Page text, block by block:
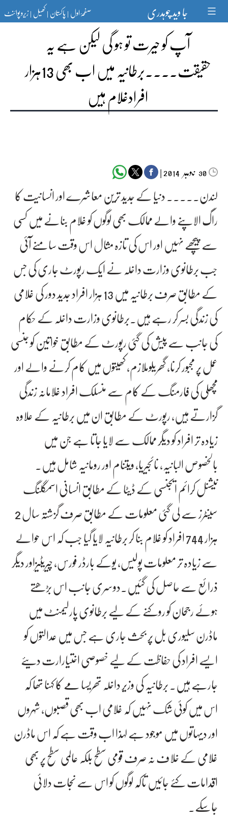
content جا وید چوہدری صفحۂ اول|پاکستان|کھیل|زیرو پوائنٹ
آپ کو حیرت تو ہو گی لیکن ہے یہ
حقیقت۔۔۔۔برطانیہ میں اب بھی 13ہزار
افرادغلام ہیں
30‬‮نومبر‬‮ |
لندن۔۔۔۔۔ دنیا کے جدید ترین معاشرے اور انسانیت کا
راگ الاپنے والے ممالک بھی لوگوں کو غلام بنانے میں کسی
سے پیچھے نہیں اور اس کی تازہ مثال اس وقت سامنے آئی
جب برطانوی وزارت داخلہ نے ایک رپورٹ جاری کی جس
کے مطابق صرف برطانیہ میں 13 ہزار افراد جدید دور کی غلامی
کی زندگی بسر کر رہے ہیں۔برطانوی وزارت داخلہ کے حکام
کی جانب سے پیش کی گئی رپورٹ کے مطابق خواتین کو جنسی
عمل پر مجبور کرنا، گھریلوملازم، کھیتوں میں کام کرنے والے اور
مچھلی کی فارمنگ کے کام سے منسلک افراد غلامانہ زندگی
گزارتے ہیں، رپورٹ کے مطابق ان میں برطانیہ کے علاوہ
زیادہ تر افراد کو دیگر ممالک سے لایا جاتا ہے جن میں
بالخصوص البانیہ، نائجیریا، ویتنام اور رومانیہ شامل ہیں۔
نیشنل کرائم ایجنسی کے ڈیٹا کے مطابق انسانی اسمگلنگ
سینٹرز سے لی گئی معلومات کے مطابق صرف گزشتہ سال 2
ہزار 744 افراد کو غلام بنا کر برطانیہ لایا گیا جب کہ اس حوالے
سے زیادہ تر معلومات پولیس، یوکے بارڈر فورس، چیریٹیزاور دیگر
ذرائع سے حاصل کی گئیں۔دوسری جانب اس بڑھتے
ہوئے رجحان کو روکنے کے لیے برطانوی پارلیمنٹ میں
ماڈرن سلیوری بل پر بحث جاری ہے جس میں عدالتوں کو
ایسے افراد کی حفاظت کے لیے خصوصی اختیارارت دیئے
جارہے ہیں۔ برطانیہ کی وزیر داخلہ تھریسا مے کا کہنا تھا کہ
اس میں کوئی شک نہیں کہ غلامی اب بھی قصبوں، شہروں
اور دیہاتوں میں موجود ہے لہذا اب وقت ہے کہ اس ماڈرن
غلامی کے خلاف نہ صرف قومی سطح بلکہ عالمی سطح پر بھی
اقدامات کئے جائیں تاکہ لوگوں کو اس سے نجات دلائی
جاسکے۔